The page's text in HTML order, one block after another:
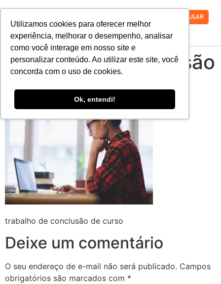
Utilizamos cookies para oferecer melhor
experiência, melhorar o desempenho, analisar
como você interage em nosso site e
personalizar conteúdo. Ao utilizar este site, você
concorda com o uso de cookies.
Ok, entendi!
VESTIBULAR
trabalho de conclusão
de curso
trabalho de conclusão de curso
Deixe um comentário
O seu endereço de e-mail não será publicado. Campos
obrigatórios são marcados com *